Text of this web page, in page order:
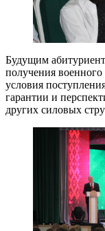
Будущим
получения военного
условия
гарантии и
других силовых